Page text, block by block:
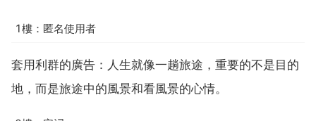
1樓：匿名使用者
套用利群的廣告：人生就像一趟旅途，重要的不是目的
地，而是旅途中的風景和看風景的心情。